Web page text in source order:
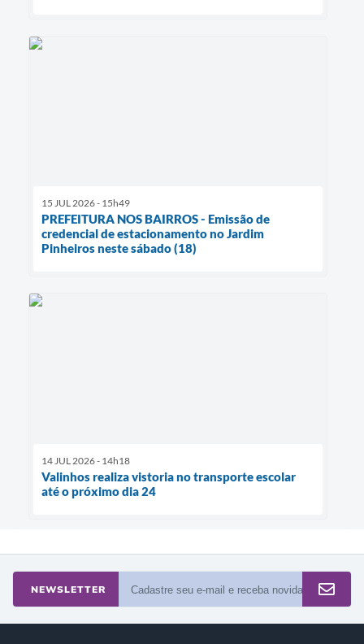
15 JUL 2026 - 15h49
PREFEITURA NOS BAIRROS - Emissão de
credencial de estacionamento no Jardim
Pinheiros neste sábado (18)
14 JUL 2026 - 14h18
Valinhos realiza vistoria no transporte escolar
até o próximo dia 24
NEWSLETTER